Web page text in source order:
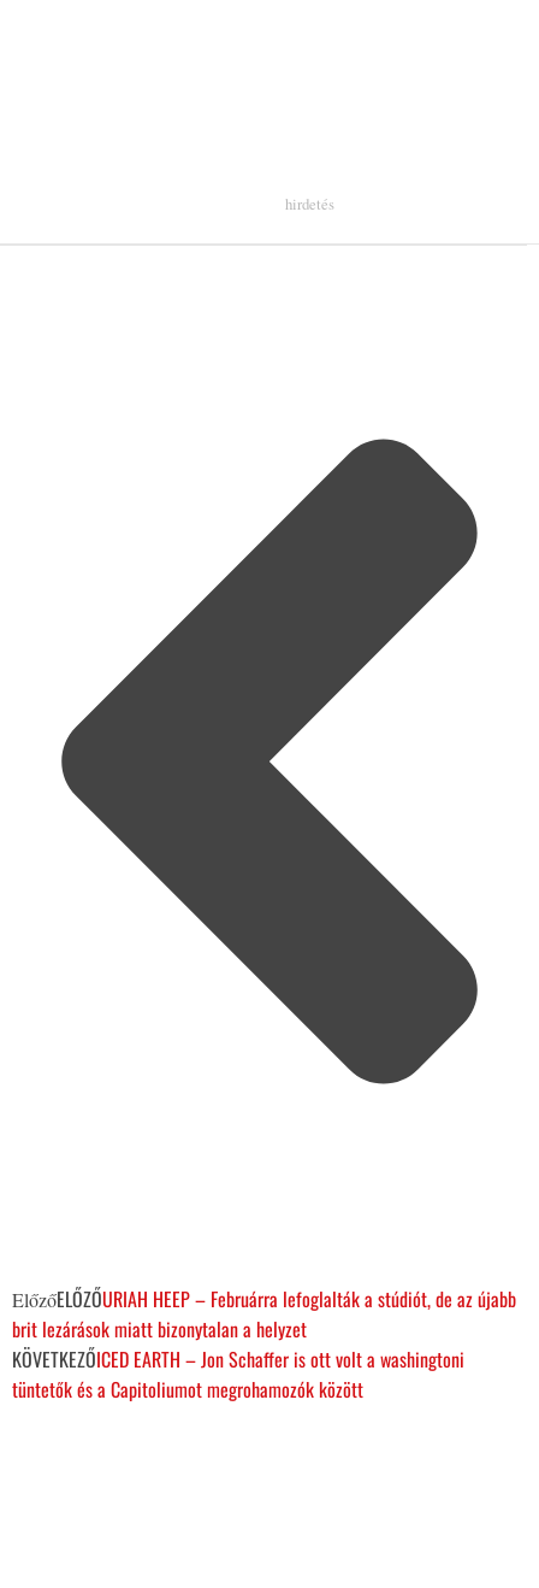
ElőzőELŐZŐURIAH HEEP – Februárra lefoglalták a stúdiót, de az újabb
brit lezárások miatt bizonytalan a helyzet
KÖVETKEZŐICED EARTH – Jon Schaffer is ott volt a washingtoni
tüntetők és a Capitoliumot megrohamozók között